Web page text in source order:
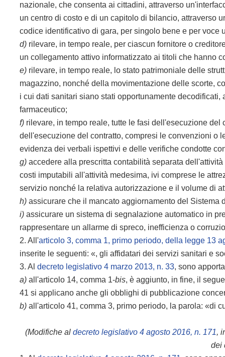
nazionale, che consenta ai cittadini, attraverso
un centro di costo e di un capitolo di bilancio, attraverso
codice identificativo di gara, per singolo bene e per voce
d) rilevare, in tempo reale, per ciascun fornitore o
un collegamento attivo informatizzato ai titoli che hanno
e) rilevare, in tempo reale, lo stato patrimoniale delle
magazzino, nonché della movimentazione delle scorte,
i cui dati sanitari siano stati opportunamente
farmaceutico;
f) rilevare, in tempo reale, tutte le fasi dell'esecuzione
dell'esecuzione del contratto, compresi le convenzioni o
evidenza dei verbali ispettivi e delle verifiche condotte
g) accedere alla prescritta contabilità separata
costi imputabili all'attività medesima, ivi comprese le
servizio nonché la relativa autorizzazione e il volume di
h) assicurare che il mancato aggiornamento del
i) assicurare un sistema di segnalazione automatico in
rappresentare un allarme di spreco, inefficienza o
2. All'articolo 3, comma 1, primo periodo, della legge 13
inserite le seguenti: «, gli affidatari dei servizi sanitari e
3. Aldecreto legislativo 4 marzo 2013, n. 33, sono
a) all'articolo 14, comma 1-bis, è aggiunto, in fine, il
41 si applicano anche gli obblighi di pubblicazione
b) all'articolo 41, comma 3, primo periodo, la parola: «di
(Modifiche al decreto legislativo 4 agosto 2016, n. 171,
dei